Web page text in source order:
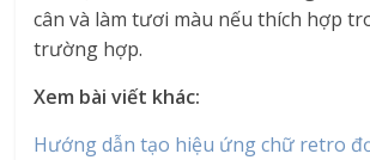
cân và làm tươi màu nếu thích hợp
trường hợp.
Xem bài viết khác:
Hướng dẫn tạo hiệu ứng chữ retro